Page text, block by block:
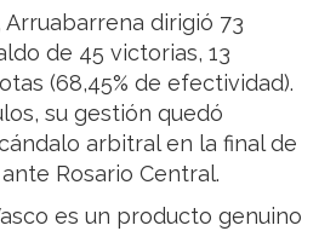
dirigió 73
de 45 victorias, 13
(68,45% de efectividad).
su gestión quedó
arbitral en la final de
Rosario Central.
es un producto genuino